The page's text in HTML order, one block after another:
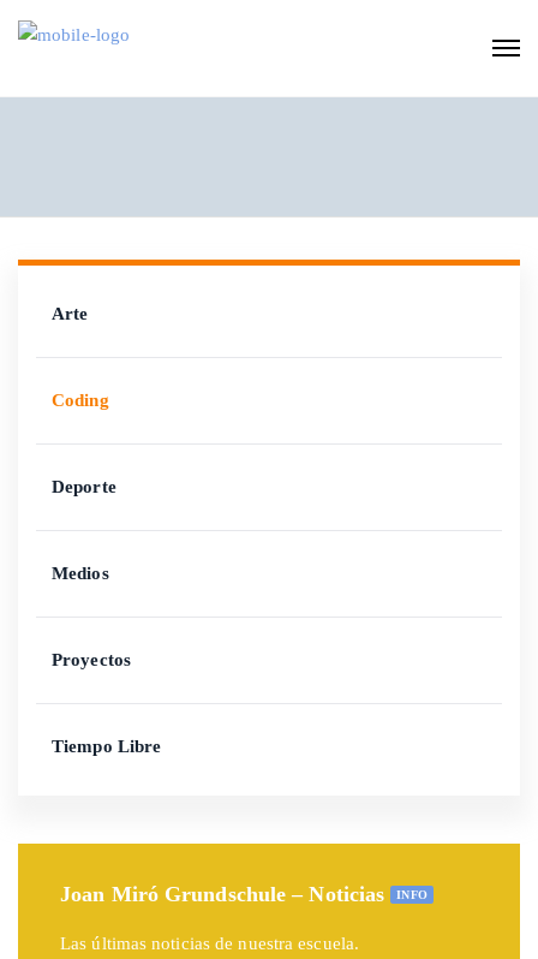
Arte
Coding
Deporte
Medios
Proyectos
Tiempo Libre
Joan Miró Grundschule – Noticias INFO
Las últimas noticias de nuestra escuela.